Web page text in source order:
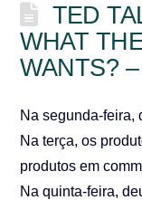
TED
WHAT
WANTS?
Na segunda-feira,
Na terça, os
produtos em
Na quinta-feira,